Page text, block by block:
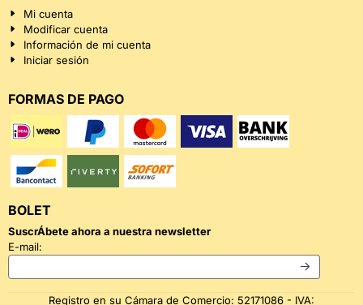
Mi cuenta
Modificar cuenta
Información de mi cuenta
Iniciar sesión
FORMAS DE PAGO
BOLET
SuscrÁ­bete ahora a nuestra newsletter
E-mail:
Registro en su Cámara de Comercio: 52171086 - IVA: